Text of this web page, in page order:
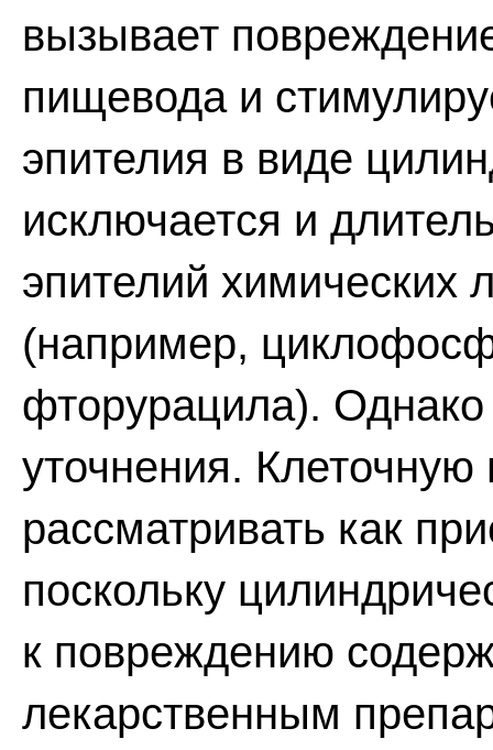
вызывает
пищевода и
эпителия в виде
исключается и
эпителий химических
(например,
фторурацила). Однако
уточнения.
рассматривать как
поскольку
к повреждению
лекарственным